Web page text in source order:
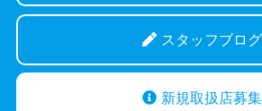
スタッフブログ
新規取扱店募集